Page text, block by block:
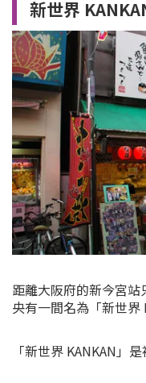
新世界
距離大阪府的新今宮
央有一間名為「新世界
「新世界 KANKAN」